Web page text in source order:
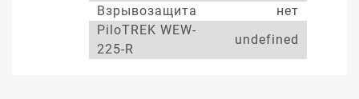
Взрывозащита
нет
PiloTREK WEW-
225-R
undefined